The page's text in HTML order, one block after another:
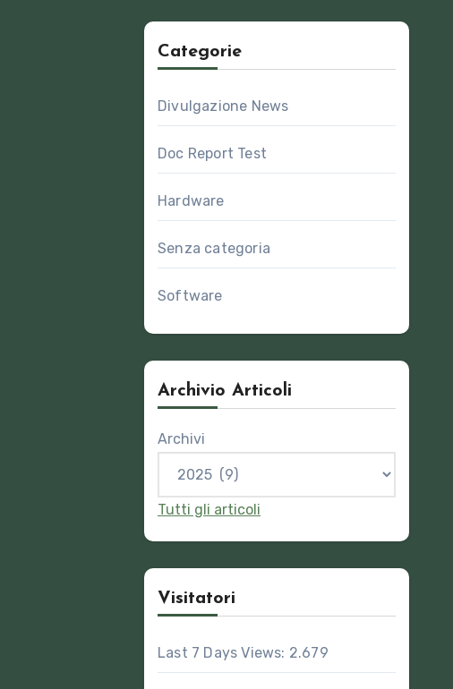
Categorie
Divulgazione News
Doc Report Test
Hardware
Senza categoria
Software
Archivio Articoli
Archivi
Tutti gli articoli
Visitatori
Last 7 Days Views: 2.679